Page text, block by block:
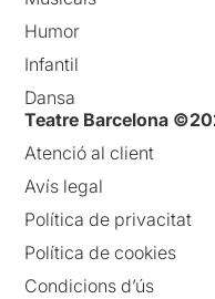
Humor
Infantil
Dansa
Teatre Barcelona
Atenció al client
Avís legal
Política de privacitat
Política de cookies
Condicions d’ús